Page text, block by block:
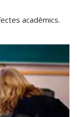
acadèmics.